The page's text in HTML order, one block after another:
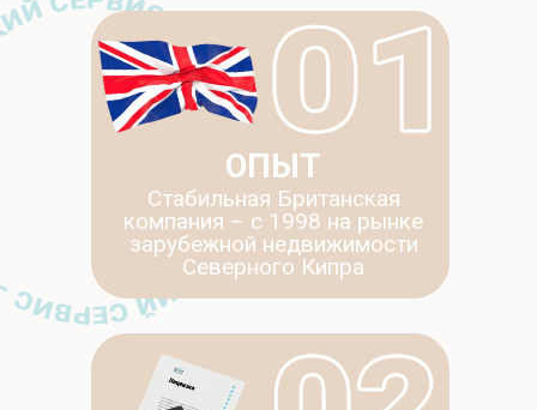
Стабильная Британская
компания – c 1998 на рынке
зарубежной недвижимости
Северного Кипра
ОПЫТ